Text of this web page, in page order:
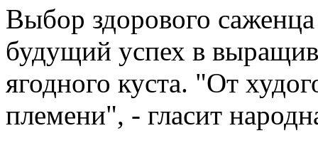
Выбор здорового
будущий успех в
ягодного куста. "От
племени", - гласит